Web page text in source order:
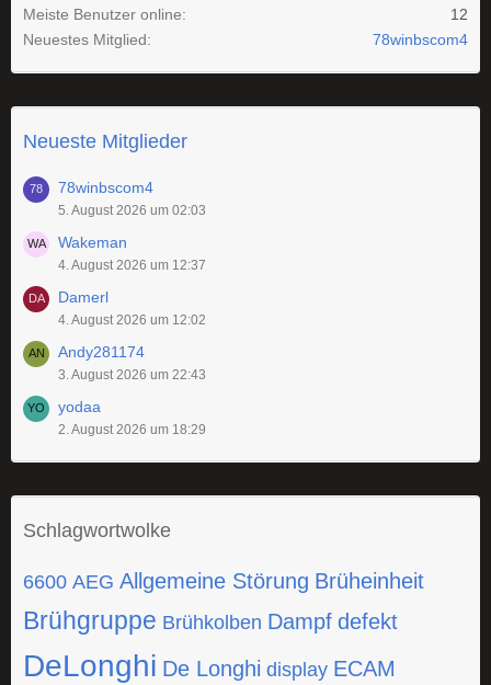
Meiste Benutzer online
12
Neuestes Mitglied
78winbscom4
Neueste Mitglieder
78winbscom4
5. August 2026 um 02:03
Wakeman
4. August 2026 um 12:37
Damerl
4. August 2026 um 12:02
Andy281174
3. August 2026 um 22:43
yodaa
2. August 2026 um 18:29
Schlagwortwolke
6600 AEG Allgemeine Störung Brüheinheit
Brühgruppe Brühkolben Dampf defekt
DeLonghi De Longhi display ECAM